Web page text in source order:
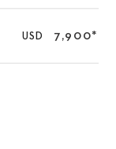
USD 7,900*